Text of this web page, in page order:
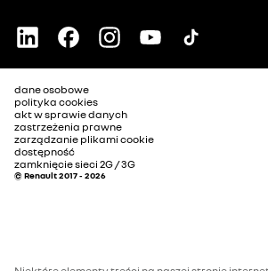
dane osobowe
polityka cookies
akt w sprawie danych
zastrzeżenia prawne
zarządzanie plikami cookie
dostępność
zamknięcie sieci 2G / 3G
© Renault 2017 - 2026